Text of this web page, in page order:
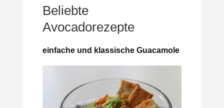
Beliebte
Avocadorezepte
einfache und klassische Guacamole